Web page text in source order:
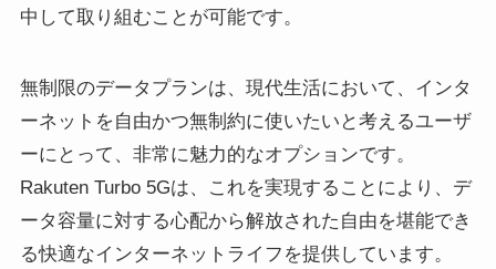
中して取り組むことが可能です。
無制限のデータプランは、現代生活において、インタ
ーネットを自由かつ無制約に使いたいと考えるユーザ
ーにとって、非常に魅力的なオプションです。
Rakuten Turbo 5Gは、これを実現することにより、デ
ータ容量に対する心配から解放された自由を堪能でき
る快適なインターネットライフを提供しています。